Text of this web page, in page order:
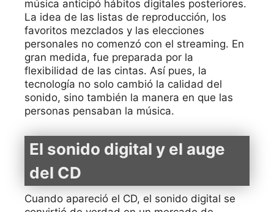
música anticipó hábitos digitales posteriores.
La idea de las listas de reproducción, los
favoritos mezclados y las elecciones
personales no comenzó con el streaming. En
gran medida, fue preparada por la
flexibilidad de las cintas. Así pues, la
tecnología no solo cambió la calidad del
sonido, sino también la manera en que las
personas pensaban la música.
El sonido digital y el auge
del CD
Cuando apareció el CD, el sonido digital se